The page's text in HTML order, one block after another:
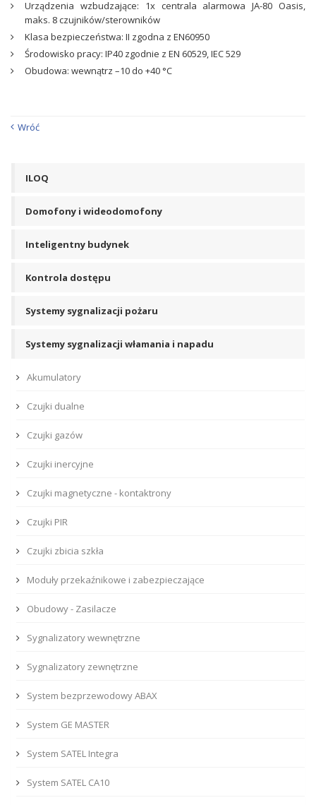
Urządzenia wzbudzające: 1x centrala alarmowa JA-80 Oasis,
maks. 8 czujników/sterowników
Klasa bezpieczeństwa: II zgodna z EN60950
Środowisko pracy: IP40 zgodnie z EN 60529, IEC 529
Obudowa: wewnątrz –10 do +40 °C
Wróć
ILOQ
Domofony i wideodomofony
Inteligentny budynek
Kontrola dostępu
Systemy sygnalizacji pożaru
Systemy sygnalizacji włamania i napadu
Akumulatory
Czujki dualne
Czujki gazów
Czujki inercyjne
Czujki magnetyczne - kontaktrony
Czujki PIR
Czujki zbicia szkła
Moduły przekaźnikowe i zabezpieczające
Obudowy - Zasilacze
Sygnalizatory wewnętrzne
Sygnalizatory zewnętrzne
System bezprzewodowy ABAX
System GE MASTER
System SATEL Integra
System SATEL CA10